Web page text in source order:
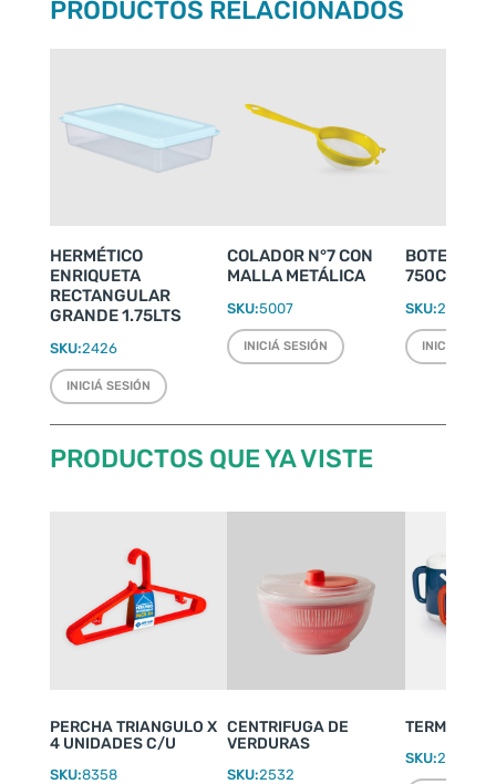
PRODUCTOS RELACIONADOS
HERMÉTICO
ENRIQUETA
RECTANGULAR
GRANDE 1.75LTS
SKU:2426
INICIÁ SESIÓN
COLADOR N°7 CON
MALLA METÁLICA
SKU:5007
INICIÁ SESIÓN
BOTELLA
750CC
SKU:2027
INICIÁ
PRODUCTOS QUE YA VISTE
PERCHA TRIANGULO X
4 UNIDADES C/U
SKU:8358
CENTRIFUGA DE
VERDURAS
SKU:2532
TERMO
SKU:2220